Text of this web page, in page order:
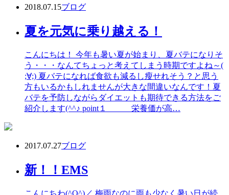
2018.07.15ブログ
夏を元気に乗り越える！
こんにちは！ 今年も暑い夏が始まり、夏バテになりそ
う・・・なんてちょっと考えてしまう時期ですよね～(
;∀;) 夏バテになれば食欲も減るし瘦せれそう？と思う
方もいるかもしれませんが大きな間違いなんです！夏
バテを予防しながらダイエットも期待できる方法をご
紹介します(^^♪ point１ 栄養価が高…
2017.07.27ブログ
新！！EMS
こんにちわ(^O^)／ 梅雨なのに雨も少なく暑い日が続